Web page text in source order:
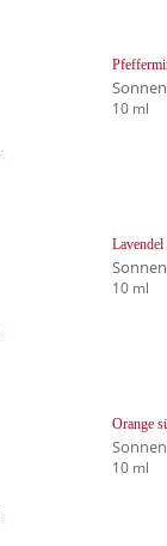
10 ml
Lavendel
10 ml
Orange
10 ml